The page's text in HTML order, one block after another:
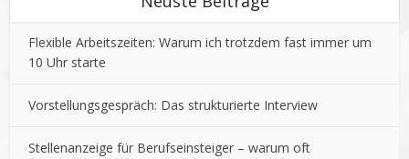
Flexible Arbeitszeiten: Warum ich trotzdem fast immer um
10 Uhr starte
Vorstellungsgespräch: Das strukturierte Interview
Stellenanzeige für Berufseinsteiger – warum oft